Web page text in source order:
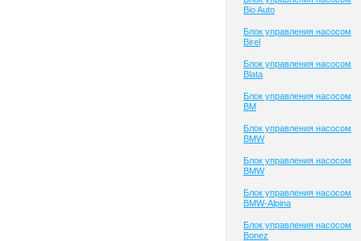
Bio Auto
Блок управления насосом
Birel
Блок управления насосом
Blata
Блок управления насосом
BM
Блок управления насосом
BMW
Блок управления насосом
BMW
Блок управления насосом
BMW-Alpina
Блок управления насосом
Bonez